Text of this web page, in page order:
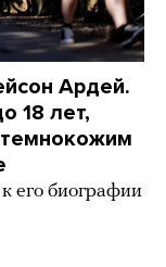
Ардей.
18 лет,
его биографии